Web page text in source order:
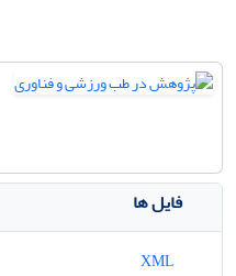
فایل ها